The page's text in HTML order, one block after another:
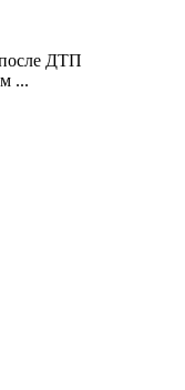
после ДТП
...